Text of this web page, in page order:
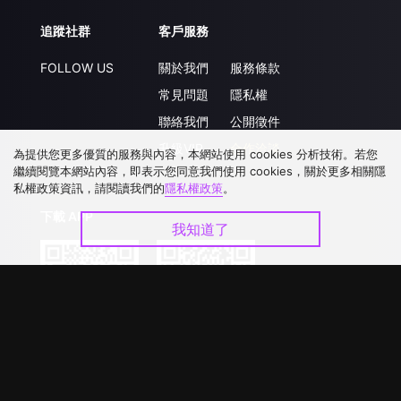
追蹤社群
FOLLOW US
客戶服務
關於我們
常見問題
聯絡我們
升級VIP
服務條款
隱私權
公開徵件
合作洽談
下載 APP
為提供您更多優質的服務與內容，本網站使用 cookies 分析技術。若您
繼續閱覽本網站內容，即表示您同意我們使用 cookies，關於更多相關隱
私權政策資訊，請閱讀我們的隱私權政策。
我知道了